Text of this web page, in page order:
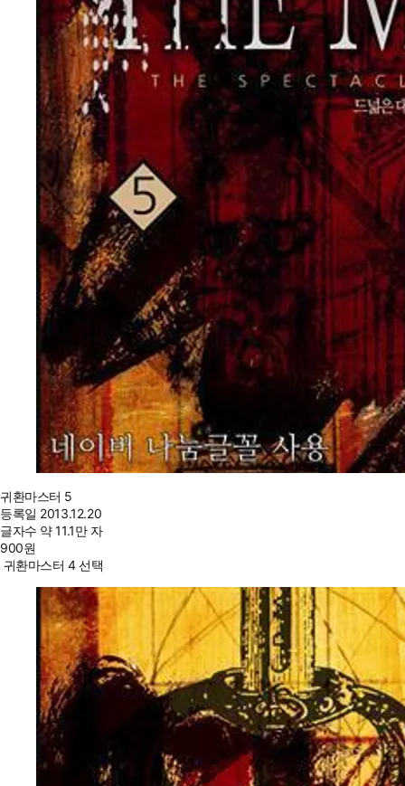
귀환마스터 5
등록일 2013.12.20
글자수 약 11.1만 자
900원
귀환마스터 4 선택